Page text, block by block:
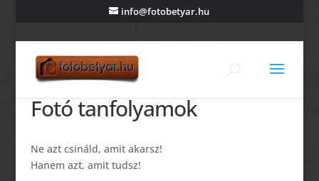
info@fotobetyar.hu
Fotó tanfolyamok
Ne azt csináld, amit akarsz!
Hanem azt, amit tudsz!